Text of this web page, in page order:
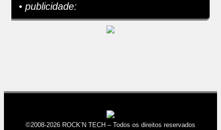
• publicidade:
©2008-2026 ROCK’N TECH – Todos os direitos reservados